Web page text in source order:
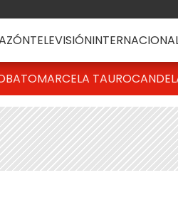
TELEVISIÓN
MARCELA TAURO